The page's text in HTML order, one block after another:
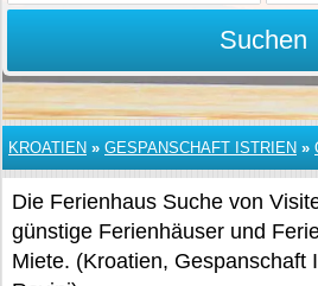
Suchen
KROATIEN » GESPANSCHAFT ISTRIEN »
Die Ferienhaus Suche von
günstige Ferienhäuser und
Miete. (Kroatien, Gespanschaft